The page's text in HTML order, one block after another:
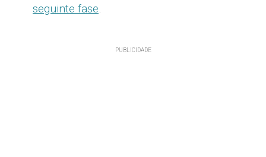
seguinte fase